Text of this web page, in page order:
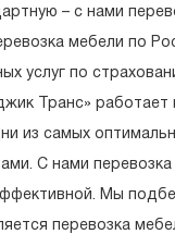
– с нами
мебели по
услуг по
Транс» работает
из самых
С нами
Мы
перевозка